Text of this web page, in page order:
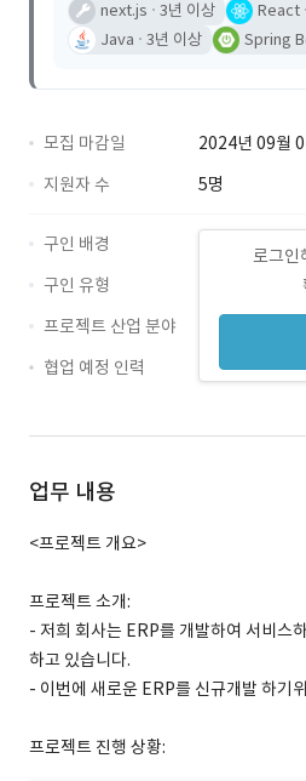
next.js 3년 이상 React
Java
3년 이상 Spring
모집 마감일
2024년 09월
지원자 수
5명
로그인
구인 배경
구인 유형
프로젝트 산업 분야
협업 예정 인력
업무 내용
<프로젝트 개요>
프로젝트 소개:
- 저희 회사는 ERP를 개발하여 서비스
하고 있습니다.
- 이번에 새로운 ERP를 신규개발 하기
프로젝트 진행 상황: